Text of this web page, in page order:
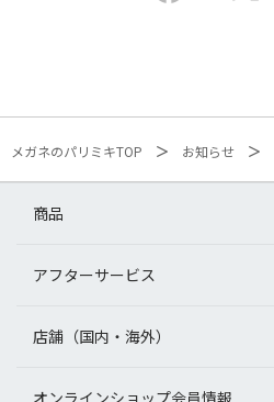
メガネのパリミキTOP お知らせ
商品
アフターサービス
店舗（国内・海外）
オンラインショップ会員情報